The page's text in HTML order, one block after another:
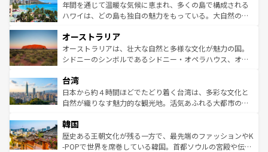
着のスイス情報はコンテンツ一覧 を参照してほしい。
ンメントが詰まった刺激的なスポットだ。一方、アメリカ
西部には大自然が広がり、グランドキャニオンやイエロー
部のニューオーリンズでは、音楽と美食が融合した独特の
文化が魅力。旅行者はアメリカの各地域で異なる魅力を楽
しみながら、その多様性と豊かな歴史を感じることができ
ならではの贅沢な旅のスタイルだ。 なお、新着のアメリカ
情報はコンテンツ一覧を参照してほしい。
年間を通じて温暖な気候に恵まれ、多くの島で構成される
ハワイは、どの島も独自の魅力をもっている。大自然の神
ワイ島は見逃せない。また、定番の観光地といえばオアフ
島だが、静かな自然を求めるならマウイ島やカウアイ島が
おすすめ。エメラルドグリーンに輝く海をはじめ、豊かな
れるおもてなしの心で訪れる人々を迎えてくれるハワイの
人々、おいしいローカルフードやハワイアンミュージッ
ク、伝統的なフラダンスなど、すべてがハワイの魅力を彩
ワイを、存分に味わってほしい。 なお、新着のハワイ情報
はコンテンツ一覧を参照してほしい。
オーストラリア
オーストラリアは、壮大な自然と多様な文化が魅力の国。
シドニーのシンボルであるシドニー・オペラハウス、オー
リアリーフや大陸中央部にそびえるウルル（エアーズロッ
ク）、タスマニアの美しい原生林やケアンズの熱帯雨林な
ど、見どころがたくさん。また、カフェやワイン、オージ
いる。アクティビティも充実しており、サーフィンやダイ
ビング、ハイキングなど、アウトドア好きにはたまらな
い。オーストラリアの多彩な魅力を存分に味わいつくそ
台湾
日本から約４時間ほどでたどり着く台湾は、多彩な文化と
自然が織りなす魅力的な観光地。活気あふれる大都市の台
ン）、静ひつな山岳地帯である台湾東部など、都市の喧騒
と山間の静けさが共存しており、訪れる人に新しい発見と
驚きをもたらしてくれる。また、奥深い台湾の食文化も魅
韓国
歴史ある王朝文化が残る一方で、最先端のファッションやK
-POPで世界を席巻している韓国。首都ソウルの宮殿や伝統